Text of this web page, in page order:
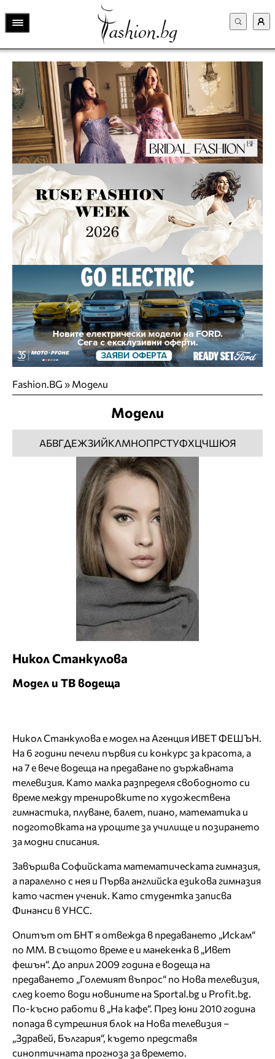
Fashion.BG » Модели
Модели
АБВГДЕЖЗИЙКЛМНОПРСТУФХЦЧШЮЯ
Никол Станкулова
Модел и ТВ водеща
Никол Станкулова e модел на Агенция ИВЕТ ФЕШЪН.
На 6 години печели първия си конкурс за красота, а
на 7 е вече водеща на предаване по държавната
телевизия. Като малка разпределя свободното си
време между тренировките по художествена
гимнастика, плуване, балет, пиано, математика и
подготовката на уроците за училище и позирането
за модни списания.
Завършва Софийската математическата гимназия,
а паралелно с нея и Първа английска езикова гимназия
като частен ученик. Като студентка записва
Финанси в УНСС.
Опитът от БНТ я отвежда в предаването „Искам“
по ММ. В същото време е и манекенка в „Ивет
фешън“. До април 2009 година е водеща на
предаването „Големият въпрос“ по Нова телевизия,
след което води новините на Sportal.bg и Profit.bg.
По-късно работи в „На кафе“. През юни 2010 година
попада в сутрешния блок на Нова телевизия –
„Здравей, България“, където представя
синоптичната прогноза за времето.